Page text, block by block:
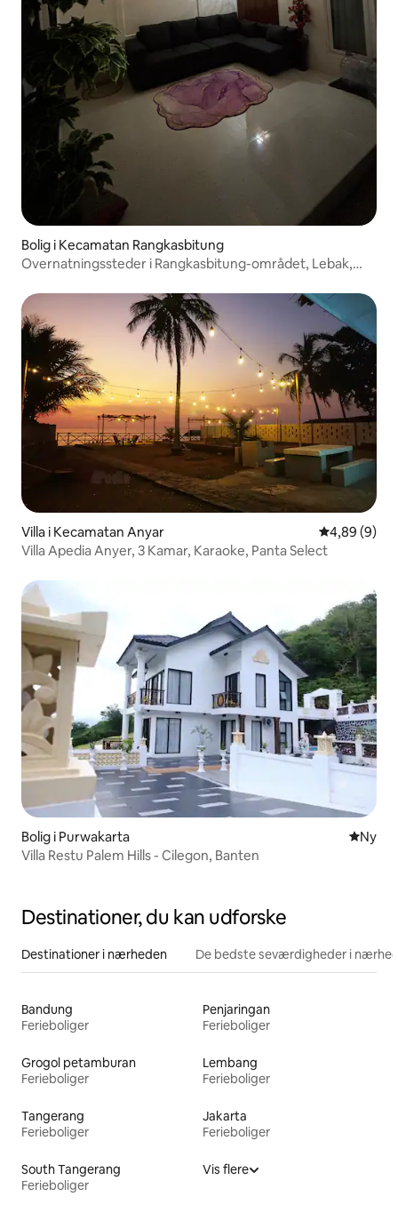
Bolig i Kecamatan Rangkasbitung
Overnatningssteder i Rangkasbitung-området, Lebak,
Villa i Kecamatan Anyar 4,89 ud af 5
4,89 (9)
Villa Apedia Anyer, 3 Kamar, Karaoke, Panta Select
Bolig i Purwakarta Nyt
Ny
Villa Restu Palem Hills - Cilegon, Banten
Destinationer, du kan udforske
Destinationer i nærheden De bedste seværdigheder i
Bandung
Ferieboliger
Penjaringan
Ferieboliger
Grogol petamburan
Ferieboliger
Lembang
Ferieboliger
Tangerang
Ferieboliger
Jakarta
Ferieboliger
South Tangerang
Ferieboliger
Vis flere